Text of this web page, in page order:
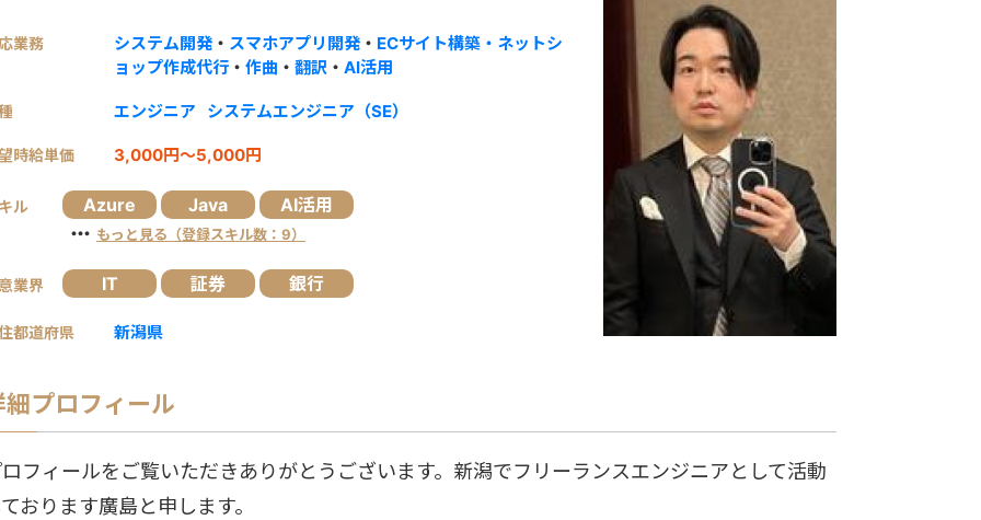
業務 システム開発 ・ スマホアプリ開発 ・ ECサイト構築・ネットシ
ョップ作成代行 ・ 作曲 ・ 翻訳 ・ AI活用
エンジニア システムエンジニア（SE）
時給単価 3,000円～5,000円
ル Azure Java AI活用
・・・ もっと見る（登録スキル数：9）
業界 IT 証券 銀行
都道府県 新潟県
細プロフィール
フィールをご覧いただきありがとうございます。新潟でフリーランスエンジニアとして活動
おります廣島と申します。